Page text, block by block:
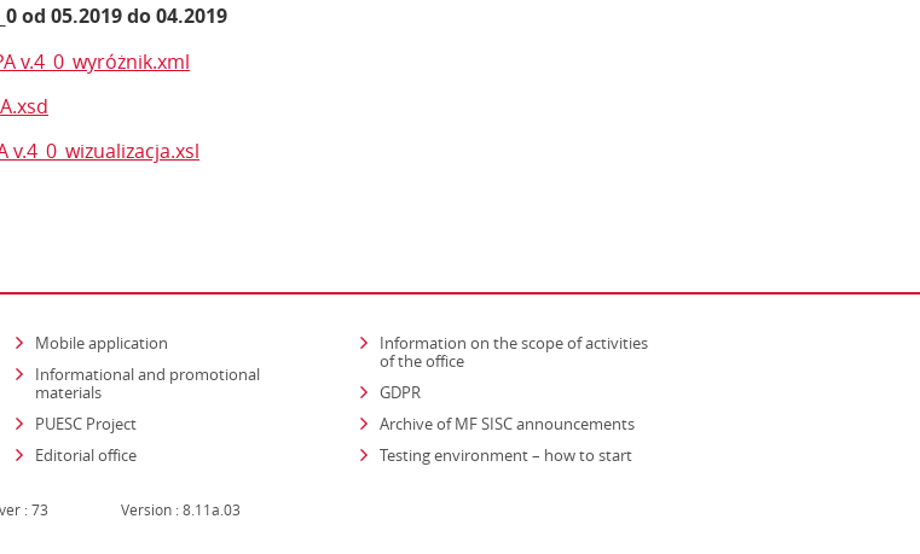
od 05.2019 do 04.2019
v.4_0_wyróżnik.xml
v.4_0_wizualizacja.xsl
Mobile application
Informational and promotional
materials
PUESC Project
Editorial office
Information on the scope of activities
of the officestrona otwiera się w nowym oknie
GDPR
Archive of MF SISC announcements
Testing environment – how to start
: 73 Version : 8.11a.03